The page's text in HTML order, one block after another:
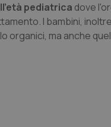
pediatrica dove
I bambini,
organici, ma anche